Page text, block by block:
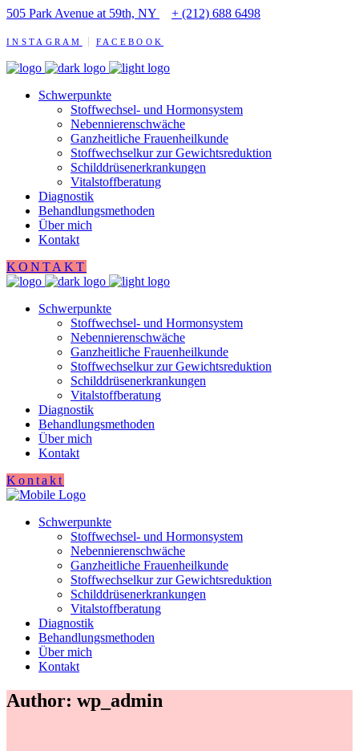
505 Park Avenue at 59th, NY + (212) 688 6498
INSTAGRAM FACEBOOK
Schwerpunkte
Stoffwechsel- und Hormonsystem
Nebennierenschwäche
Ganzheitliche Frauenheilkunde
Stoffwechselkur zur Gewichtsreduktion
Schilddrüsenerkrankungen
Vitalstoffberatung
Diagnostik
Behandlungsmethoden
Über mich
Kontakt
KONTAKT
Schwerpunkte
Stoffwechsel- und Hormonsystem
Nebennierenschwäche
Ganzheitliche Frauenheilkunde
Stoffwechselkur zur Gewichtsreduktion
Schilddrüsenerkrankungen
Vitalstoffberatung
Diagnostik
Behandlungsmethoden
Über mich
Kontakt
Kontakt
Schwerpunkte
Stoffwechsel- und Hormonsystem
Nebennierenschwäche
Ganzheitliche Frauenheilkunde
Stoffwechselkur zur Gewichtsreduktion
Schilddrüsenerkrankungen
Vitalstoffberatung
Diagnostik
Behandlungsmethoden
Über mich
Kontakt
Author: wp_admin